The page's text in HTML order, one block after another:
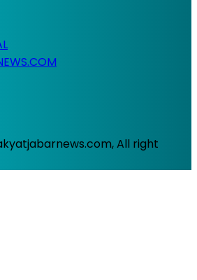
All right